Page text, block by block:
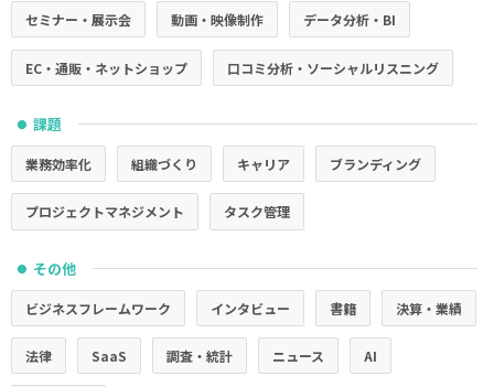
セミナー・展示会 動画・映像制作 データ分析・BI
EC・通販・ネットショップ 口コミ分析・ソーシャルリスニング
● 課題
業務効率化 組織づくり キャリア ブランディング
プロジェクトマネジメント タスク管理
● その他
ビジネスフレームワーク インタビュー 書籍 決算・業績
法律 SaaS 調査・統計 ニュース AI